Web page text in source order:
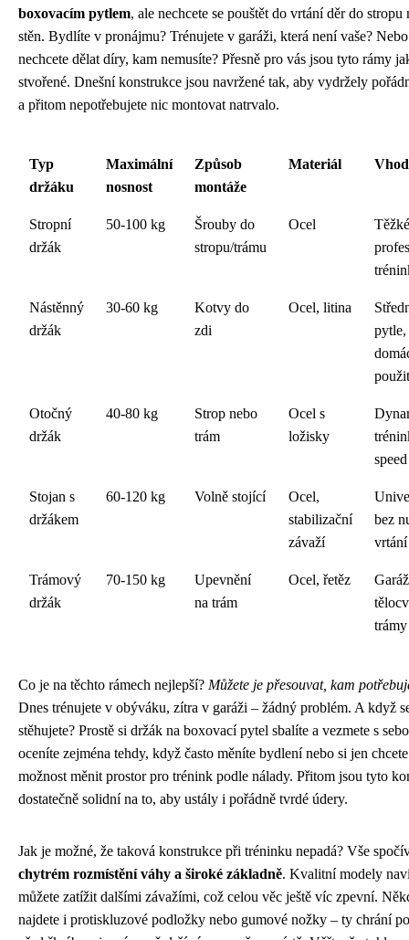
boxovacím pytlem, ale nechcete se pouštět do vrtání děr do stropu
stěn. Bydlíte v pronájmu? Trénujete v garáži, která není vaše?
nechcete dělat díry, kam nemusíte? Přesně pro vás jsou tyto rámy
stvořené. Dnešní konstrukce jsou navržené tak, aby vydržely
a přitom nepotřebujete nic montovat natrvalo.
Typ
držáku
Maximální
nosnost
Způsob
montáže
Materiál
Stropní
držák
50-100 kg
Šrouby do
stropu/trámu
Ocel
Nástěnný
držák
30-60 kg
Kotvy do
zdi
Ocel, litina
pytle,
Otočný
držák
40-80 kg
Strop nebo
trám
Ocel s
ložisky
Stojan s
držákem
60-120 kg Volně stojící
Ocel,
stabilizační
závaží
bez
vrtání
Trámový
držák
70-150 kg
Upevnění
na trám
Ocel, řetěz
trámy
Co je na těchto rámech nejlepší? Můžete je přesouvat, kam
Dnes trénujete v obýváku, zítra v garáži – žádný problém. A když
stěhujete? Prostě si držák na boxovací pytel sbalíte a vezmete s
oceníte zejména tehdy, když často měníte bydlení nebo si jen
možnost měnit prostor pro trénink podle nálady. Přitom jsou tyto
dostatečně solidní na to, aby ustály i pořádně tvrdé údery.
Jak je možné, že taková konstrukce při tréninku nepadá? Vše
chytrém rozmístění váhy a široké základně. Kvalitní modely
můžete zatížit dalšími závažími, což celou věc ještě víc zpevní.
najdete i protiskluzové podložky nebo gumové nožky – ty chrání